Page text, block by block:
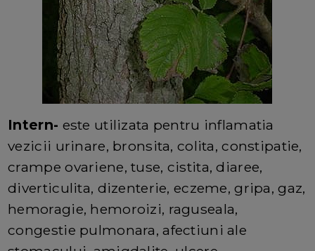
Intern- este utilizata pentru inflamatia
vezicii urinare, bronsita, colita, constipatie,
crampe ovariene, tuse, cistita, diaree,
diverticulita, dizenterie, eczeme, gripa, gaz,
hemoragie, hemoroizi, raguseala,
congestie pulmonara, afectiuni ale